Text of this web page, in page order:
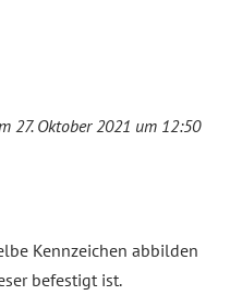
27. Oktober 2021 um 12:50
Kennzeichen abbilden
befestigt ist.